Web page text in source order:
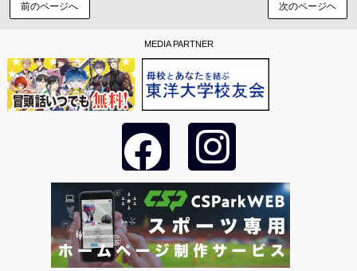
前のページへ 次のページヘ
MEDIA PARTNER